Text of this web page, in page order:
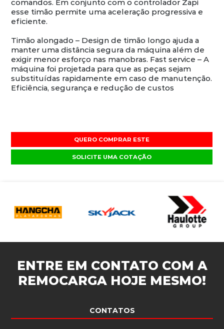
comandos. Em conjunto com o controlador Zapi
esse timão permite uma aceleração progressiva e
eficiente.
Timão alongado – Design de timão longo ajuda a
manter uma distância segura da máquina além de
exigir menor esforço nas manobras. Fast service – A
máquina foi projetada para que as peças sejam
substituídas rapidamente em caso de manutenção.
Eficiência, segurança e redução de custos
QUERO COMPRAR ESTE
SOLICITE UMA COTAÇÃO
ENTRE EM CONTATO COM A
REMOCARGA HOJE MESMO!
CONTATOS